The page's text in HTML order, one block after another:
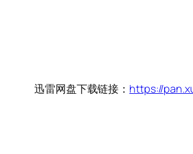
迅雷网盘下载链接： https://